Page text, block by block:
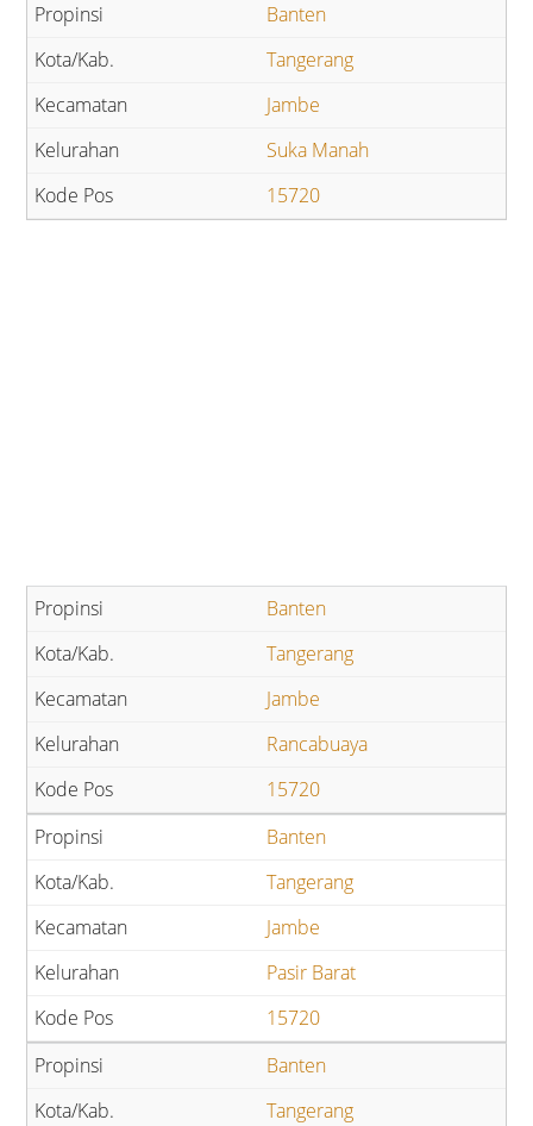
Banten
Tangerang
Jambe
Suka Manah
15720
Banten
Tangerang
Jambe
Rancabuaya
15720
Banten
Tangerang
Jambe
Pasir Barat
15720
Banten
Tangerang